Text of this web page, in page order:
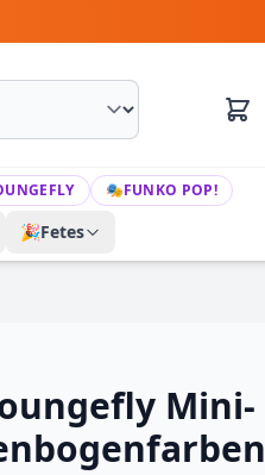
🎭FUNKO POP!
🎉Fetes
Mini-